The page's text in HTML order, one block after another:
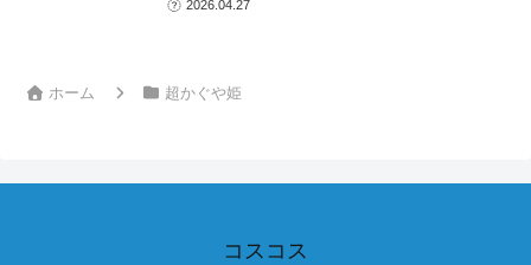
2026.04.27
ホーム 超かぐや姫
コスコス